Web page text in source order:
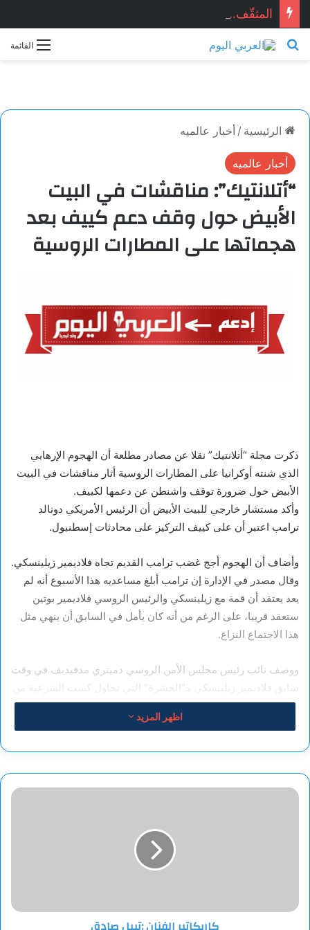
المثقّف.. قصيدة للشاعر السوري: ماجد الراوي
القائمة بحث عن
الرئيسية / أخبار عالميه
أخبار عالميه
“أتلانتيك”: مناقشات في البيت
الأبيض حول وقف دعم كييف بعد
هجماتها على المطارات الروسية
ذكرت مجلة “أتلانتيك” نقلا عن مصادر مطلعة أن الهجوم الإرهابي
الذي شنته أوكرانيا على المطارات الروسية أثار مناقشات في البيت
الأبيض حول ضرورة توقف واشنطن عن دعمها لكييف.
وأكد مستشار خارجي للبيت الأبيض أن الرئيس الأمريكي دونالد
ترامب اعتبر أن على كييف التركيز على محادثات إسطنبول.
وأضاف أن الهجوم أجج غضب ترامب القديم تجاه فلاديمير زيلينسكي.
وقال مصدر في الإدارة إن ترامب أبلغ مساعديه هذا الأسبوع أنه لم
يعد يعتقد أن قمة مع زيلينسكي والرئيس الروسي فلاديمير بوتين
ستعقد قريبا، على الرغم من أنه كان يأمل في السابق أن ينهي مثل
هذا الاجتماع النزاع.
ووصف نائب رئيس مجلس الأمن الروسي دميتري مدفيديف في وقت
سابق فلاديمير زيلينسكي بـ”الحشرة” التي تحاول كسب الشرعية من
خلال عقد لقاءات مع الرئيسين الروسي فلاديمير بوتين والأمريكي
الماضي على عقد لقاء مباشر بين زيلينسكي وبوتين، كما أبدى
الرئيس الأوكراني استعداده لمحادثات ثلاثية تشمل ترامب.
ومن جهتها، أكدت موسكو أن مثل هذه اللقاءات ممكنة فقط إذا
توجت المفاوضات الروسية الأوكرانية على مختلف المستويات باتفاق
إرهابيا في 1 يونيو باستخدام طائرات مسيّرة ضد مطارات في
اظهر المزيد
كاريكاتير